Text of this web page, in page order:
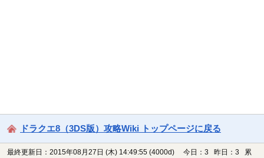
ドラクエ8（3DS版）攻略Wiki トップページに戻る
最終更新日：2015年08月27日 (木) 14:49:55 (4000d)
今日：3 昨日：3 累